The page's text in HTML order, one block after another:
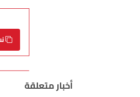
نسخ الرابط المقال
أخبار متعلقة